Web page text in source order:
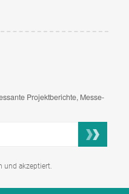
Projektberichte, Messe-
und akzeptiert.